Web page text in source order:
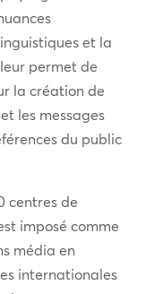
et la
permet de
la création de
les messages
du public
centres de
imposé comme
média en
internationales